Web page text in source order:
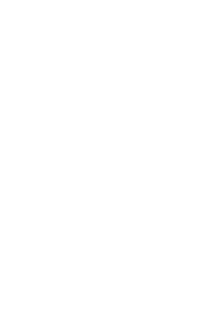
दें विशेष ध्यान, खेलों में उज्ज्वल भविष्य :